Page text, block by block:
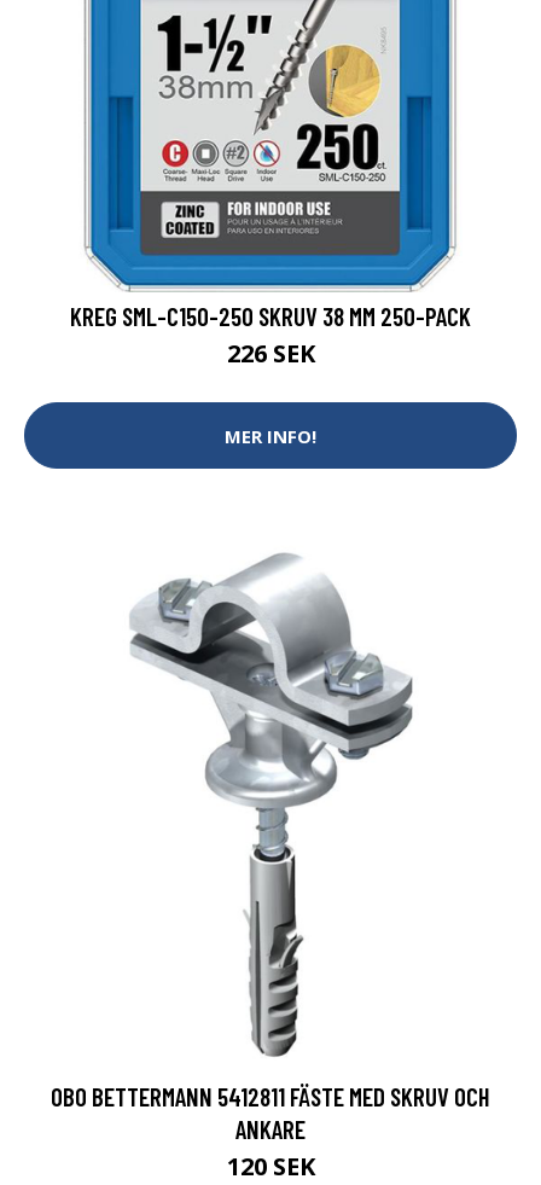
KREG SML-C150-250 SKRUV 38 MM 250-PACK
226 SEK
MER INFO!
OBO BETTERMANN 5412811 FÄSTE MED SKRUV OCH
ANKARE
120 SEK